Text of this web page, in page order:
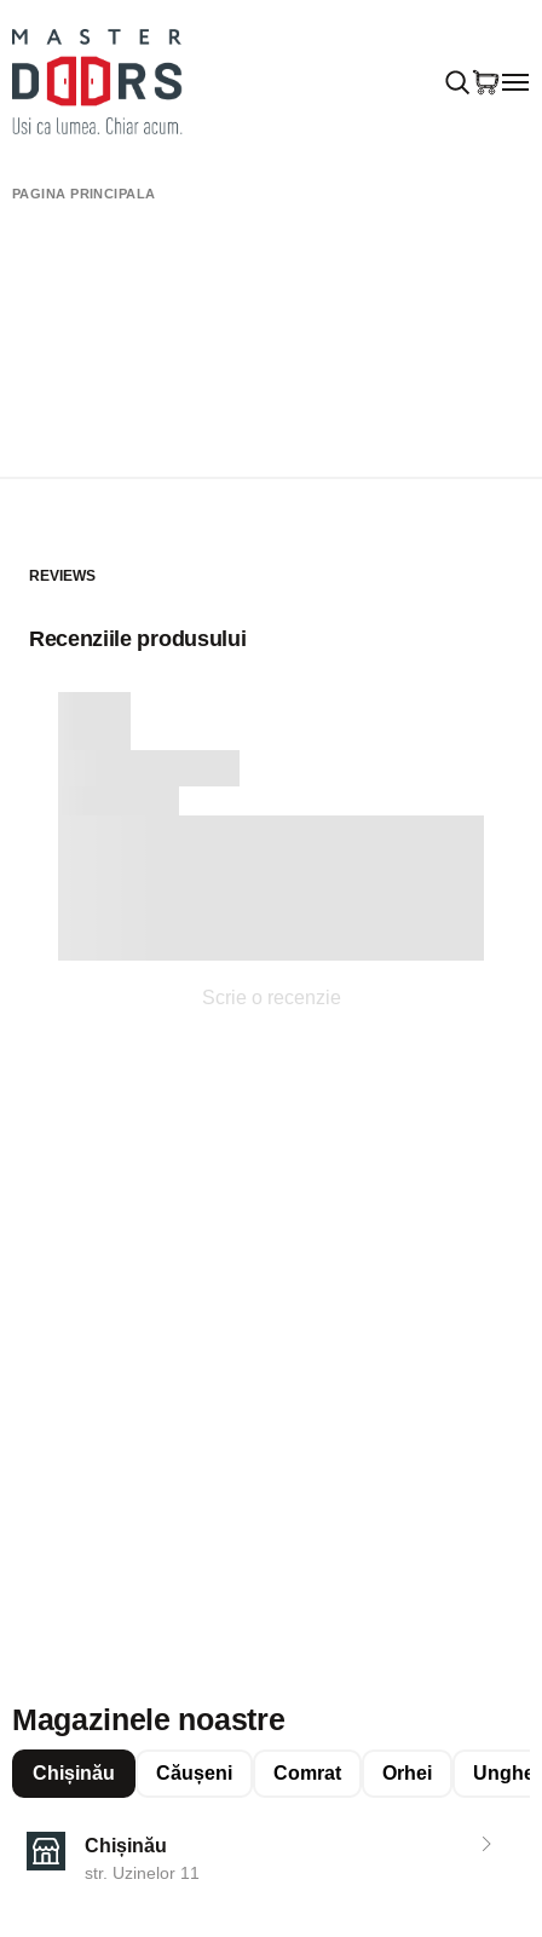
PAGINA PRINCIPALĂ
REVIEWS
Recenziile produsului
Scrie o recenzie
Magazinele noastre
Chișinău Căușeni Comrat Orhei
Chișinău
str. Uzinelor 11